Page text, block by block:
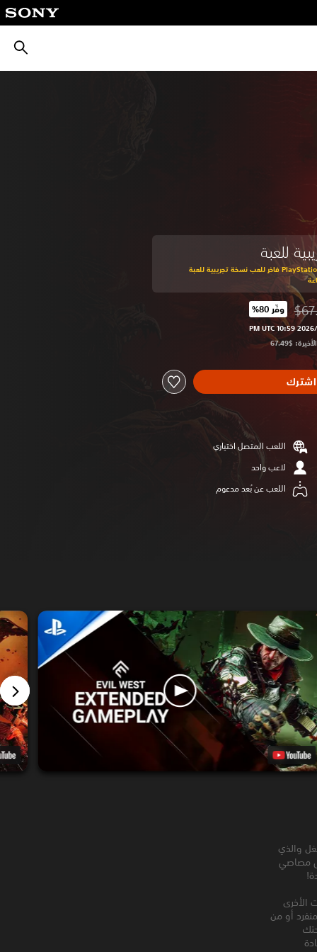
للعبة
اشترك في PlayStation Plus فاخر للعب نسخة تجريبية للعبة
من السعر الأصلي البالغ $67.49‏
وفّر 80%‏
اشترك
اللعب المتصل اختياري
لاعب واحد
اللعب عن بُعد مدعوم
والذي
مصاصي
الأخرى
أو من